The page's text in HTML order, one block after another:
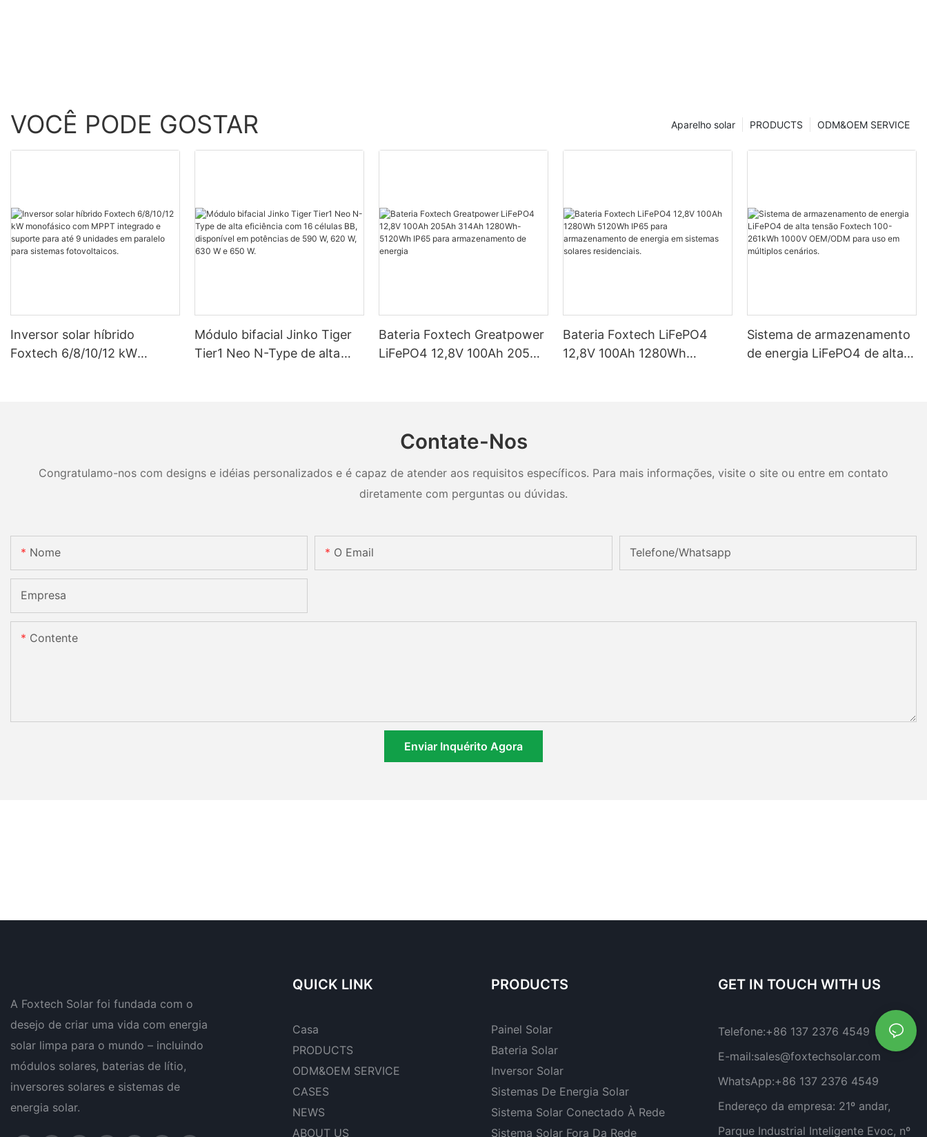
VOCÊ PODE GOSTAR ODM&OEM SERVICE
PRODUCTS
Aparelho solar
Inversor solar híbrido
Foxtech 6/8/10/12 kW
Módulo bifacial Jinko Tiger
Tier1 Neo N-Type de alta
Bateria Foxtech Greatpower
LiFePO4 12,8V 100Ah 205Ah
Bateria Foxtech LiFePO4
12,8V 100Ah 1280Wh
Sistema de armazenamento
de energia LiFePO4 de alta
Contate-Nos
Congratulamo-nos com designs e idéias personalizados e é capaz de atender aos requisitos específicos. Para mais informações, visite o site ou entre em contato
diretamente com perguntas ou dúvidas.
Nome O Email Telefone/whatsapp
Empresa
Contente
Enviar Inquérito Agora
A Foxtech Solar foi fundada com o
desejo de criar uma vida com energia
solar limpa para o mundo – incluindo
módulos solares, baterias de lítio,
inversores solares e sistemas de
energia solar.
QUICK LINK
Casa
PRODUCTS
ODM&OEM SERVICE
CASES
NEWS
ABOUT US
PRODUCTS
Painel Solar
Bateria Solar
Inversor Solar
Sistemas De Energia Solar
Sistema Solar Conectado À Rede
Sistema Solar Fora Da Rede
GET IN TOUCH WITH US
Telefone:+86 137 2376 4549
E-mail:sales@foxtechsolar.com
WhatsApp:+86 137 2376 4549
Endereço da empresa: 21º andar,
Parque Industrial Inteligente Evoc, nº